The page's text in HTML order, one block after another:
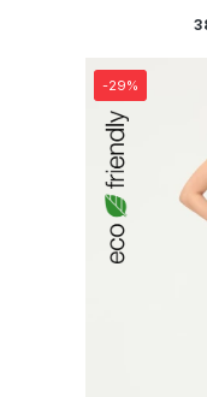
-29%